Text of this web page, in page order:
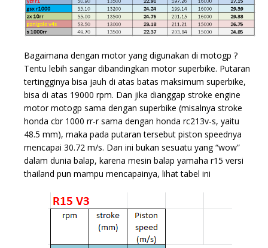
Bagaimana dengan motor yang digunakan di motogp ?
Tentu lebih sangar dibandingkan motor superbike. Putaran
tertingginya bisa jauh di atas batas maksimum superbike,
bisa di atas 19000 rpm. Dan jika dianggap stroke engine
motor motogp sama dengan superbike (misalnya stroke
honda cbr 1000 rr-r sama dengan honda rc213v-s, yaitu
48.5 mm), maka pada putaran tersebut piston speednya
mencapai 30.72 m/s. Dan ini bukan sesuatu yang “wow”
dalam dunia balap, karena mesin balap yamaha r15 versi
thailand pun mampu mencapainya, lihat tabel ini